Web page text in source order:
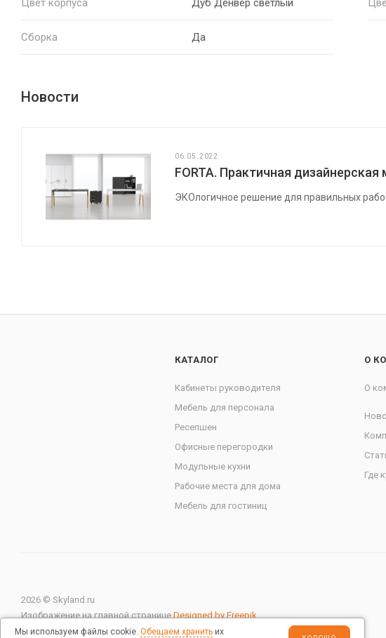
Цвет корпуса Дуб Денвер светлый
Сборка Да
Новости
06.05.2022
FORTA. Практичная
ЭКОлогичное решение для правильных
КАТАЛОГ
Кабинеты руководителя
Мебель для персонала
Ресепшен
Офисные перегородки
Модульные кухни
Рабочие места для дома
Мебель для гостиниц
О
О
Где
2026 © Skyland.ru
Изображение на главной страницеDesigned by Freepik
Мы используем файлы cookie. Обещаем хранить их